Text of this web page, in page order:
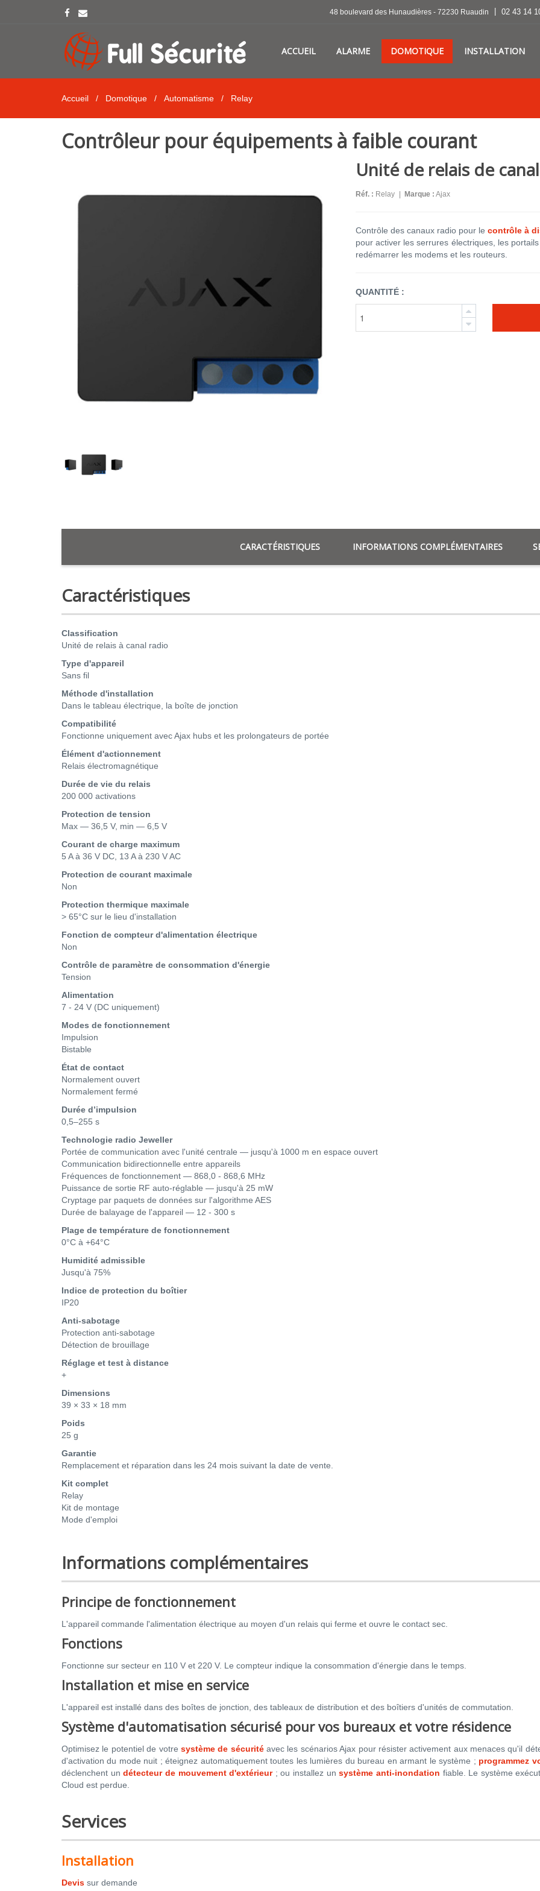
48 boulevard des Hunaudières - 72230 Ruaudin 02 43 14
ACCUEIL ALARME DOMOTIQUE INSTALLATION
Accueil / Domotique / Automatisme / Relay
Contrôleur pour équipements à faible courant
Unité de relais de
Réf. : Relay Marque : Ajax
Contrôle des canaux radio pour le contrôle à
pour activer les serrures électriques, les
redémarrer les modems et les routeurs.
QUANTITÉ :
CARACTÉRISTIQUES INFORMATIONS COMPLÉMENTAIRES
Caractéristiques
Classification
Unité de relais à canal radio
Type d'appareil
Sans fil
Méthode d'installation
Dans le tableau électrique, la boîte de jonction
Compatibilité
Fonctionne uniquement avec Ajax hubs et les prolongateurs de portée
Élément d'actionnement
Relais électromagnétique
Durée de vie du relais
200 000 activations
Protection de tension
Max — 36,5 V, min — 6,5 V
Courant de charge maximum
5 A à 36 V DC, 13 A à 230 V AC
Protection de courant maximale
Non
Protection thermique maximale
> 65°C sur le lieu d'installation
Fonction de compteur d'alimentation électrique
Non
Contrôle de paramètre de consommation d'énergie
Tension
Alimentation
7 - 24 V (DC uniquement)
Modes de fonctionnement
Impulsion
Bistable
État de contact
Normalement ouvert
Normalement fermé
Durée d’impulsion
0,5–255 s
Technologie radio Jeweller
Portée de communication avec l'unité centrale — jusqu'à 1000 m en espace ouvert
Communication bidirectionnelle entre appareils
Fréquences de fonctionnement — 868,0 - 868,6 MHz
Puissance de sortie RF auto-réglable — jusqu'à 25 mW
Cryptage par paquets de données sur l'algorithme AES
Durée de balayage de l'appareil — 12 - 300 s
Plage de température de fonctionnement
0°С à +64°С
Humidité admissible
Jusqu'à 75%
Indice de protection du boîtier
IP20
Anti-sabotage
Protection anti-sabotage
Détection de brouillage
Réglage et test à distance
+
Dimensions
39 × 33 × 18 mm
Poids
25 g
Garantie
Remplacement et réparation dans les 24 mois suivant la date de vente.
Kit complet
Relay
Kit de montage
Mode d'emploi
Informations complémentaires
Principe de fonctionnement
L'appareil commande l'alimentation électrique au moyen d'un relais qui ferme et ouvre le contact sec.
Fonctions
Fonctionne sur secteur en 110 V et 220 V. Le compteur indique la consommation d'énergie dans le temps.
Installation et mise en service
L'appareil est installé dans des boîtes de jonction, des tableaux de distribution et des boîtiers d'unités de commutation.
Système d'automatisation sécurisé pour vos bureaux et votre résidence
Optimisez le potentiel de votre système de sécuritéavec les scénarios Ajax pour résister activement aux menaces qu'il
d'activation du mode nuit ; éteignez automatiquement toutes les lumières du bureau en armant le système ; programmez
déclenchent undétecteur de mouvement d'extérieur; ou installez unsystème anti-inondation fiable. Le système
Cloud est perdue.
Services
Installation
Devis sur demande